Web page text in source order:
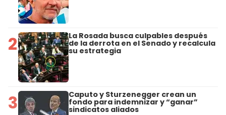
2 La Rosada busca culpables después
de la derrota en el Senado y recalcula
su estrategia
3 Caputo y Sturzenegger crean un
fondo para indemnizar y “ganar”
sindicatos aliados